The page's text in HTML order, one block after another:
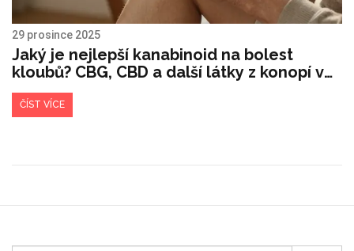
29 prosince 2025
Jaký je nejlepší kanabinoid na bolest
kloubů? CBG, CBD a další látky z konopí v
praxi
ČÍST VÍCE